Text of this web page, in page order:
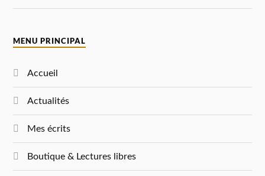
MENU PRINCIPAL
Accueil
Actualités
Mes écrits
Boutique & Lectures libres